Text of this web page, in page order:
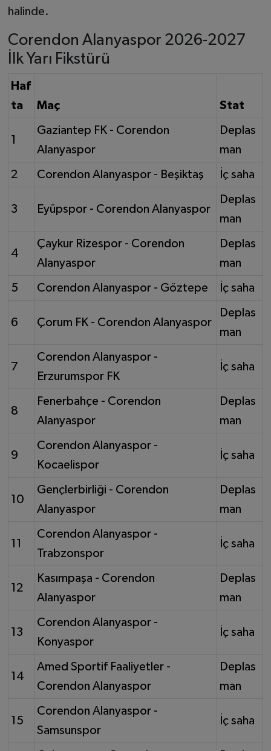
halinde.
Corendon Alanyaspor 2026-2027
İlk Yarı Fikstürü
Haf
ta
Maç Stat
1
Gaziantep FK - Corendon
Alanyaspor
Deplas
man
2 Corendon Alanyaspor - Beşiktaş İç saha
3 Eyüpspor - Corendon Alanyaspor
Deplas
man
4
Çaykur Rizespor - Corendon
Alanyaspor
Deplas
man
5 Corendon Alanyaspor - Göztepe İç saha
6 Çorum FK - Corendon Alanyaspor
Deplas
man
7
Corendon Alanyaspor -
Erzurumspor FK
İç saha
8
Fenerbahçe - Corendon
Alanyaspor
Deplas
man
9
Corendon Alanyaspor -
Kocaelispor
İç saha
10
Gençlerbirliği - Corendon
Alanyaspor
Deplas
man
11
Corendon Alanyaspor -
Trabzonspor
İç saha
12
Kasımpaşa - Corendon
Alanyaspor
Deplas
man
13
Corendon Alanyaspor -
Konyaspor
İç saha
14
Amed Sportif Faaliyetler -
Corendon Alanyaspor
Deplas
man
15
Corendon Alanyaspor -
Samsunspor
İç saha